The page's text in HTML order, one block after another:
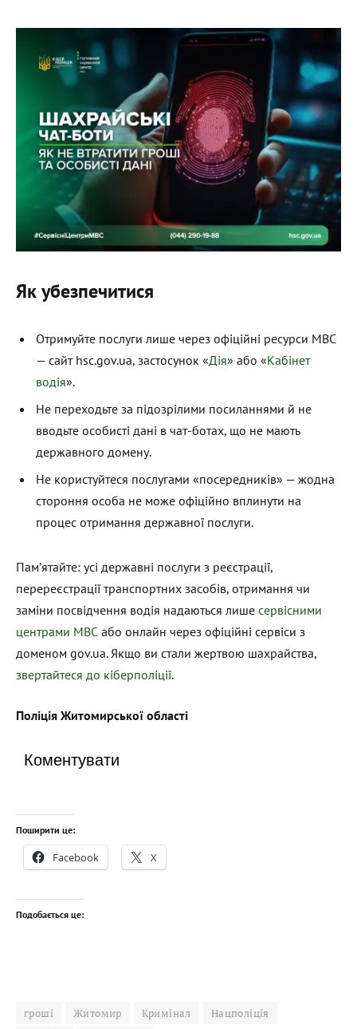
Як убезпечитися
Отримуйте послуги лише через офіційні ресурси МВС
— сайт hsc.gov.ua, застосунок «Дія» або «Кабінет
водія».
Не переходьте за підозрілими посиланнями й не
вводьте особисті дані в чат-ботах, що не мають
державного домену.
Не користуйтеся послугами «посередників» — жодна
стороння особа не може офіційно вплинути на
процес отримання державної послуги.
Пам’ятайте: усі державні послуги з реєстрації,
перереєстрації транспортних засобів, отримання чи
заміни посвідчення водія надаються лише сервісними
центрами МВС або онлайн через офіційні сервіси з
доменом gov.ua. Якщо ви стали жертвою шахрайства,
звертайтеся до кіберполіції.
Поліція Житомирської області
Коментувати
Поширити це:
Facebook X
Подобається це:
гроші Житомир Кримінал
Нацполіція